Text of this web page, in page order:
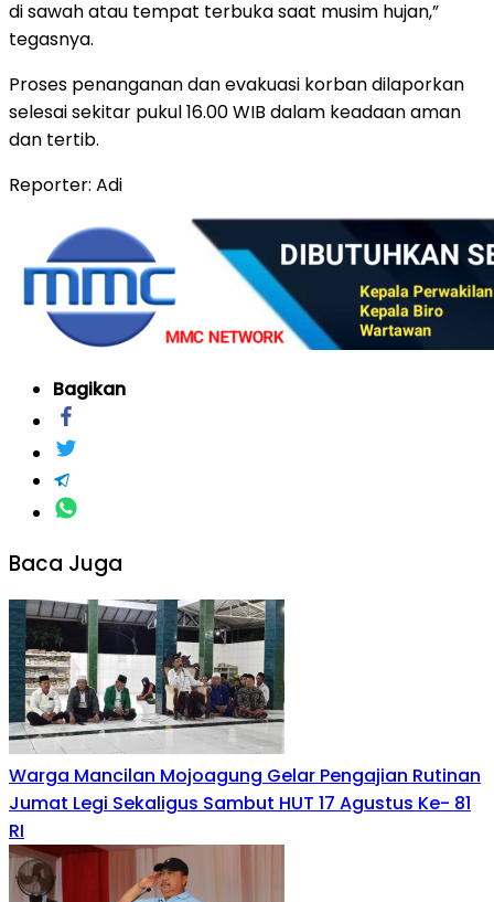
di sawah atau tempat terbuka saat musim hujan,”
tegasnya.
Proses penanganan dan evakuasi korban dilaporkan
selesai sekitar pukul 16.00 WIB dalam keadaan aman
dan tertib.
Reporter: Adi
Bagikan
Baca Juga
Warga Mancilan Mojoagung Gelar Pengajian Rutinan
Jumat Legi Sekaligus Sambut HUT 17 Agustus Ke- 81
RI